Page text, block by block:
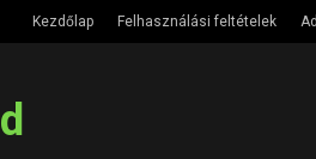
Kezdőlap Felhasználási feltételek